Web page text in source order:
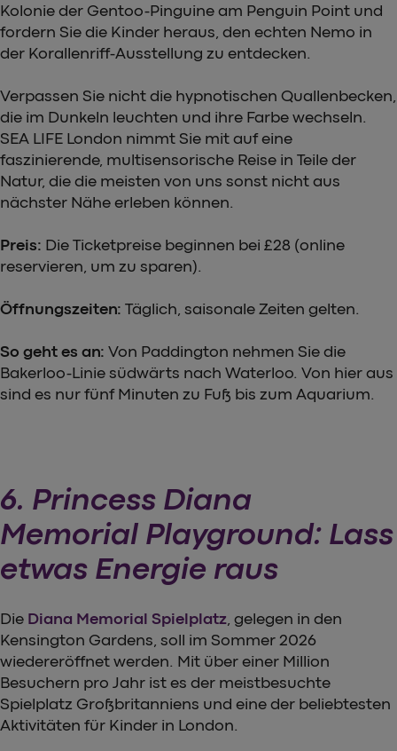
Kolonie der Gentoo-Pinguine am Penguin Point und
fordern Sie die Kinder heraus, den echten Nemo in
der Korallenriff-Ausstellung zu entdecken.
Verpassen Sie nicht die hypnotischen Quallenbecken,
die im Dunkeln leuchten und ihre Farbe wechseln.
SEA LIFE London nimmt Sie mit auf eine
faszinierende, multisensorische Reise in Teile der
Natur, die die meisten von uns sonst nicht aus
nächster Nähe erleben können.
Preis: Die Ticketpreise beginnen bei £28 (online
reservieren, um zu sparen).
Öffnungszeiten: Täglich, saisonale Zeiten gelten.
So geht es an: Von Paddington nehmen Sie die
Bakerloo-Linie südwärts nach Waterloo. Von hier aus
sind es nur fünf Minuten zu Fuß bis zum Aquarium.
6. Princess Diana
Memorial Playground: Lass
etwas Energie raus
Die Diana Memorial Spielplatz , gelegen in den
Kensington Gardens, soll im Sommer 2026
wiedereröffnet werden. Mit über einer Million
Besuchern pro Jahr ist es der meistbesuchte
Spielplatz Großbritanniens und eine der beliebtesten
Aktivitäten für Kinder in London.